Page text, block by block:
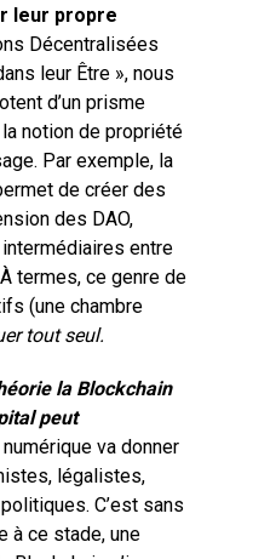
leur propre
Décentralisées
leur Être », nous
d’un prisme
notion de propriété
Par exemple, la
de créer des
des DAO,
entre
termes, ce genre de
(une chambre
tout seul.
la Blockchain
peut
va donner
légalistes,
C’est sans
à ce stade, une